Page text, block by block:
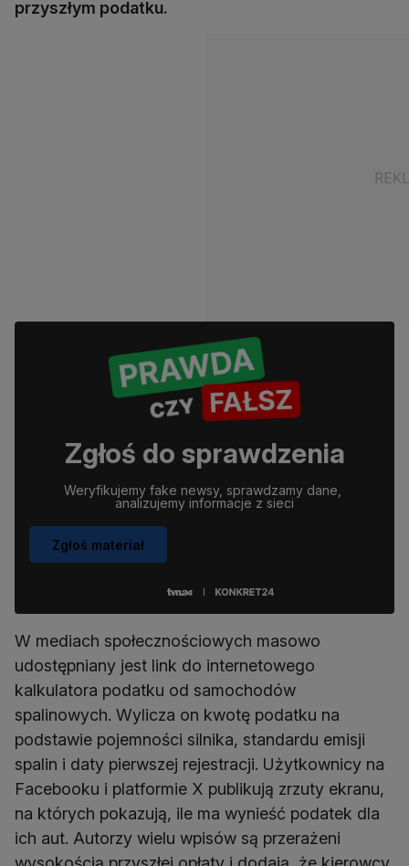
przyszłym podatku.
Zgłoś do sprawdzenia
Weryfikujemy fake newsy, sprawdzamy dane,
analizujemy informacje z sieci
Zgłoś materiał
W mediach społecznościowych masowo
udostępniany jest link do internetowego
kalkulatora podatku od samochodów
spalinowych. Wylicza on kwotę podatku na
podstawie pojemności silnika, standardu emisji
spalin i daty pierwszej rejestracji. Użytkownicy na
Facebooku i platformie X publikują zrzuty ekranu,
na których pokazują, ile ma wynieść podatek dla
ich aut. Autorzy wielu wpisów są przerażeni